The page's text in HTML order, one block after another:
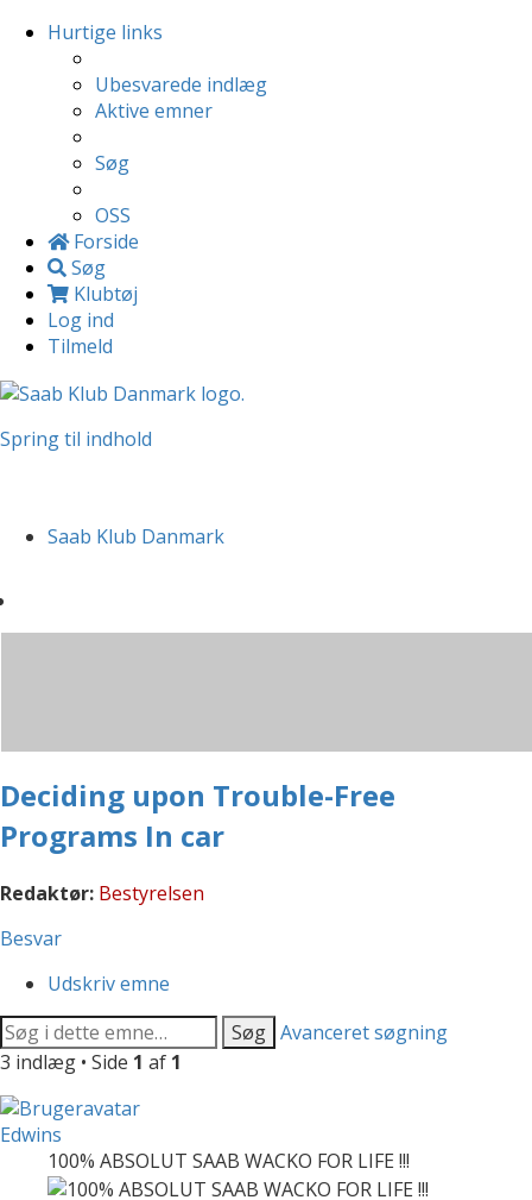
Hurtige links
Ubesvarede indlæg
Aktive emner
Søg
OSS
Forside
Søg
Klubtøj
Log ind
Tilmeld
Spring til indhold
Saab Klub Danmark
Deciding upon Trouble-Free
Programs In car
Redaktør: Bestyrelsen
Besvar
Udskriv emne
Søg Avanceret søgning
3 indlæg • Side 1 af 1
Edwins
100% ABSOLUT SAAB WACKO FOR LIFE !!!